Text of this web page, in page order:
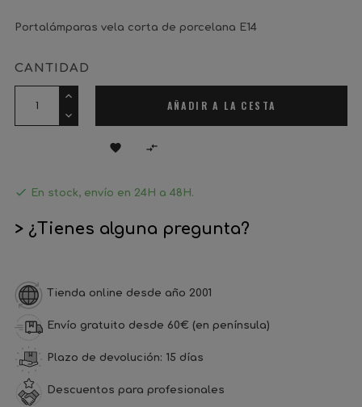
Portalámparas vela corta de porcelana E14
CANTIDAD
AÑADIR A LA CESTA
 
 En stock, envío en 24H a 48H.
> ¿Tienes alguna pregunta?
Tienda online desde año 2001
Envío gratuito desde 60€ (en península)
Plazo de devolución: 15 días
Descuentos para profesionales